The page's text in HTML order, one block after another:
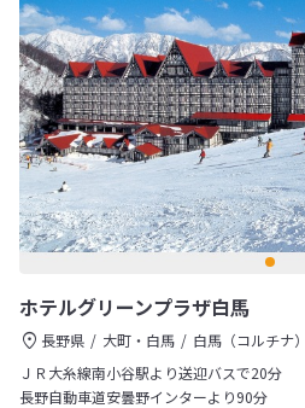
ホテルグリーンプラザ白馬
長野県 大町・白馬
白馬（コルチナ）
ＪＲ大糸線南小谷駅より送迎バスで20分
長野自動車道安曇野インターより90分